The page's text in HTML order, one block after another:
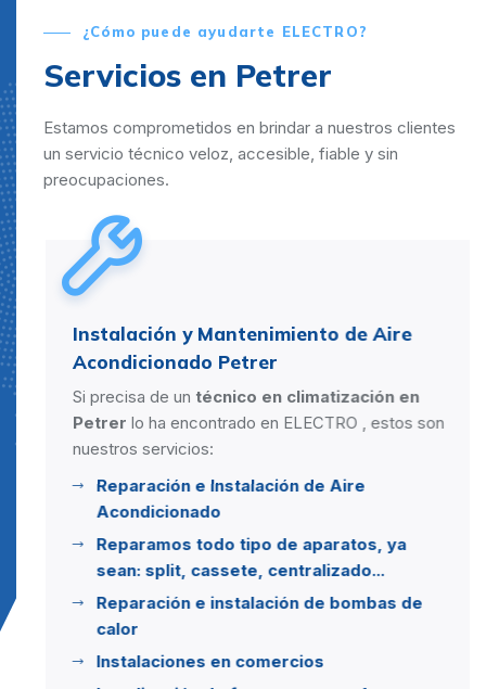
¿Cómo puede ayudarte ELECTRO?
Servicios en Petrer
Estamos comprometidos en brindar a nuestros clientes
un servicio técnico veloz, accesible, fiable y sin
preocupaciones.
Instalación y Mantenimiento de Aire
Acondicionado Petrer
Si precisa de un técnico en climatización en
Petrerlo ha encontrado en ELECTRO , estos son
nuestros servicios:
Reparación e Instalación de Aire
Acondicionado
Reparamos todo tipo de aparatos, ya
sean: split, cassete, centralizado...
Reparación e instalación de bombas de
calor
Instalaciones en comercios